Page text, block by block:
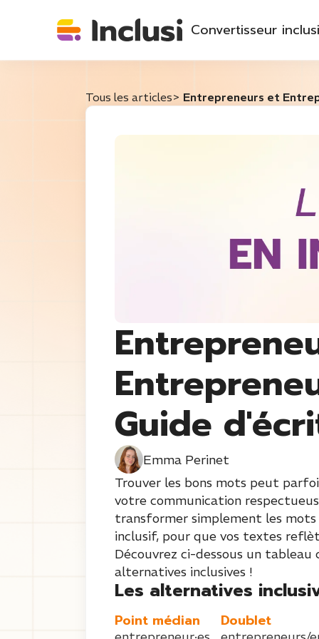
Convertisseur
Tous les articles> Entrepreneurs et
Guide
Emma Perinet
Trouver les bons mots peut
votre communication
transformer simplement les
inclusif, pour que vos textes
Découvrez ci-dessous un
alternatives inclusives !
Les alternatives
Point médian Doublet